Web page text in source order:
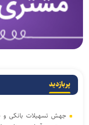
پربازدید
جهش تسهیلات بانکی و